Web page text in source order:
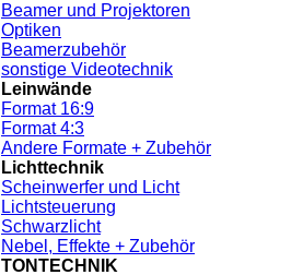
Beamer und Projektoren
Optiken
Beamerzubehör
sonstige Videotechnik
Leinwände
Format 16:9
Format 4:3
Andere Formate + Zubehör
Lichttechnik
Scheinwerfer und Licht
Lichtsteuerung
Schwarzlicht
Nebel, Effekte + Zubehör
TONTECHNIK